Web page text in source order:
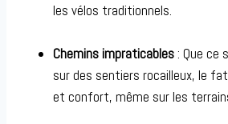
les vélos traditionnels.
Chemins impraticables: Que ce
sur des sentiers rocailleux, le
et confort, même sur les